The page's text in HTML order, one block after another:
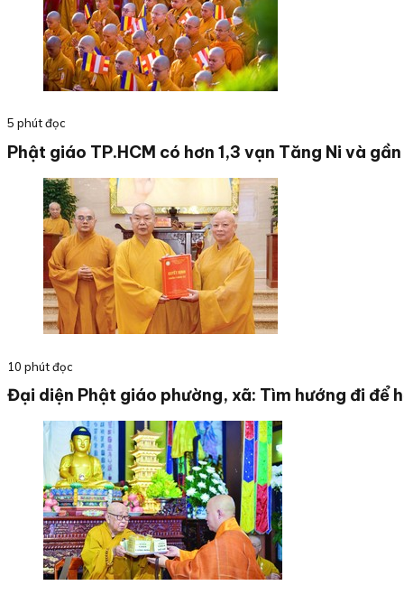
5 phút đọc
Phật giáo TP.HCM có hơn 1,3 vạn Tăng Ni và
10 phút đọc
Đại diện Phật giáo phường, xã: Tìm hướng đi để